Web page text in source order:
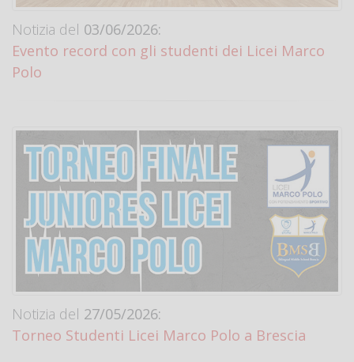
Notizia del 03/06/2026:
Evento record con gli studenti dei Licei Marco
Polo
Notizia del 27/05/2026:
Torneo Studenti Licei Marco Polo a Brescia